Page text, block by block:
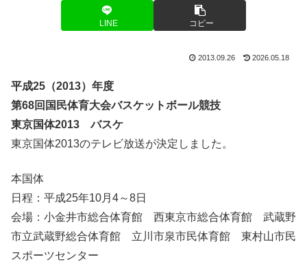
LINE コピー
2013.09.26 2026.05.18
平成25（2013）年度
第68回国民体育大会バスケットボール競技
東京国体2013 バスケ
東京国体2013のテレビ放送が決定しました。
本国体
日程：平成25年10月4～8日
会場：小金井市総合体育館 西東京市総合体育館 武蔵野
市立武蔵野総合体育館 立川市泉市民体育館 東村山市民
スポーツセンター